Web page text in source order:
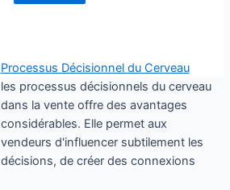
Processus Décisionnel du Cerveau
les processus décisionnels du cerveau
dans la vente offre des avantages
considérables. Elle permet aux
vendeurs d'influencer subtilement les
décisions, de créer des connexions